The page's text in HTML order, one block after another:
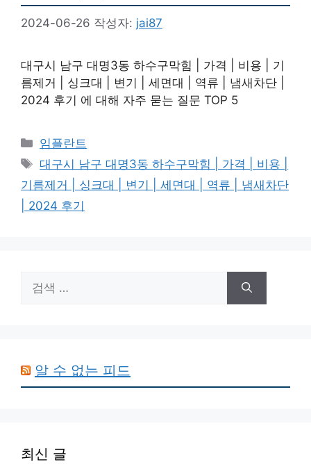
2024-06-26 작성자: jai87
대구시 남구 대명3동 하수구막힘 | 가격 | 비용 | 기
름제거 | 싱크대 | 변기 | 세면대 | 역류 | 냄새차단 |
2024 후기 에 대해 자주 묻는 질문 TOP 5
카
테
고
리
임플란트
태
그
대구시 남구 대명3동 하수구막힘 | 가격 | 비용 |
기름제거 | 싱크대 | 변기 | 세면대 | 역류 | 냄새차단
| 2024 후기
색:
알 수 없는 피드
최신 글